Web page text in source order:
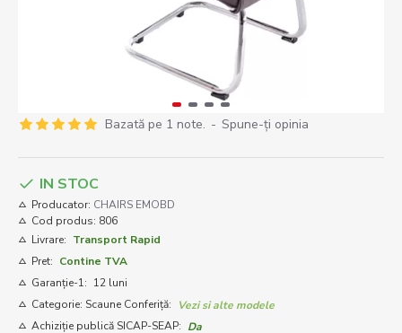
Bazată pe 1 note. - Spune-ţi opinia
IN STOC
Producator: CHAIRS EMOBD
Cod produs: 806
Livrare: Transport Rapid
Pret: Contine TVA
Garanție-1: 12 luni
Categorie: Scaune Conferiță:
Vezi si alte modele
Achiziție publică SICAP-SEAP: Da